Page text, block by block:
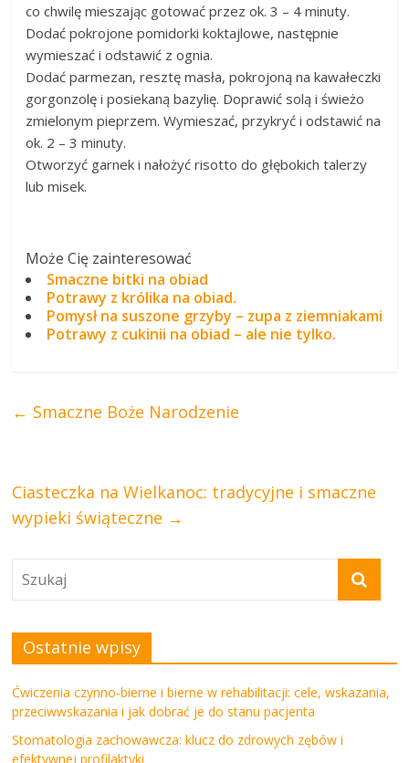
co chwilę mieszając gotować przez ok. 3 – 4 minuty.
Dodać pokrojone pomidorki koktajlowe, następnie
wymieszać i odstawić z ognia.
Dodać parmezan, resztę masła, pokrojoną na kawałeczki
gorgonzolę i posiekaną bazylię. Doprawić solą i świeżo
zmielonym pieprzem. Wymieszać, przykryć i odstawić na
ok. 2 – 3 minuty.
Otworzyć garnek i nałożyć risotto do głębokich talerzy
lub misek.
Może Cię zainteresować
Smaczne bitki na obiad
Potrawy z królika na obiad.
Pomysł na suszone grzyby – zupa z ziemniakami
Potrawy z cukinii na obiad – ale nie tylko.
← Smaczne Boże Narodzenie
Ciasteczka na Wielkanoc: tradycyjne i smaczne
wypieki świąteczne →
Ostatnie wpisy
Ćwiczenia czynno-bierne i bierne w rehabilitacji: cele, wskazania,
przeciwwskazania i jak dobrać je do stanu pacjenta
Stomatologia zachowawcza: klucz do zdrowych zębów i
efektywnej profilaktyki